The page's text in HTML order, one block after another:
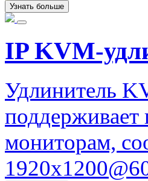
Узнать больше
IP KVM-
Удлинитель
мониторам,